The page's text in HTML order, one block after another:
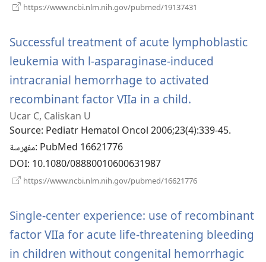
https://www.ncbi.nlm.nih.gov/pubmed/19137431
Successful treatment of acute lymphoblastic
leukemia with l-asparaginase-induced
intracranial hemorrhage to activated
recombinant factor VIIa in a child.
جديدة)
Ucar C, Caliskan U
Source‎: Pediatr Hematol Oncol 2006;23(4):339-45.
مفهرسة‎: PubMed 16621776
DOI‎: 10.1080/08880010600631987
https://www.ncbi.nlm.nih.gov/pubmed/16621776
Single-center experience: use of recombinant
factor VIIa for acute life-threatening bleeding
in children without congenital hemorrhagic